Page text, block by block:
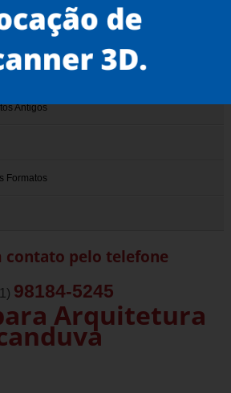
Antigos
Formatos
contato pelo telefone
98184-5245
Arquitetura